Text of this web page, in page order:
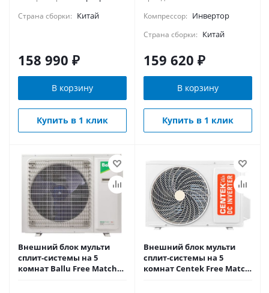
Страна сборки: Китай
158 990 ₽
В корзину
Купить в 1 клик
Компрессор: Инвертор
Страна сборки: Китай
159 620 ₽
В корзину
Купить в 1 клик
Внешний блок мульти
сплит-системы на 5
комнат Ballu Free Match
Внешний блок мульти
сплит-системы на 5
комнат Centek Free Match